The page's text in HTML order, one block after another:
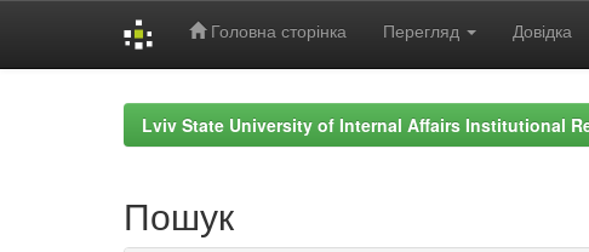
Головна сторінка Перегляд Довідка
Lviv State University of Internal Affairs Institutional
Пошук